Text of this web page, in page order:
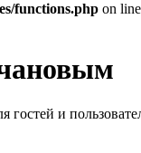
functions.php on line
и